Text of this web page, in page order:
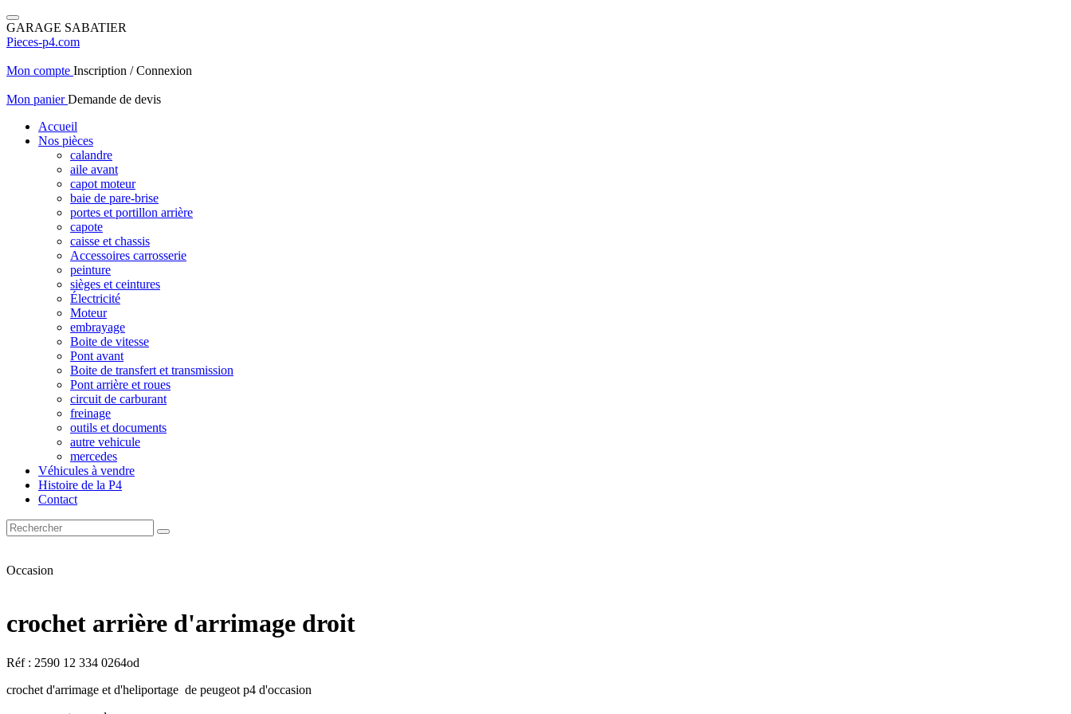
GARAGE SABATIER
Pieces-p4.com
Mon compte Inscription / Connexion
Mon panierDemande de devis
Accueil
Nos pièces
calandre
aile avant
capot moteur
baie de pare-brise
portes et portillon arrière
capote
caisse et chassis
Accessoires carrosserie
peinture
sièges et ceintures
Électricité
Moteur
embrayage
Boite de vitesse
Pont avant
Boite de transfert et transmission
Pont arrière et roues
circuit de carburant
freinage
outils et documents
autre vehicule
mercedes
Véhicules à vendre
Histoire de la P4
Contact
Occasion
crochet arrière d'arrimage droit
Réf : 2590 12 334 0264od
crochet d'arrimage et d'heliportage de peugeot p4 d'occasion